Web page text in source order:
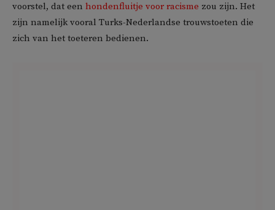
voorstel, dat een hondenfluitje voor racisme zou zijn. Het
zijn namelijk vooral Turks-Nederlandse trouwstoeten die
zich van het toeteren bedienen.